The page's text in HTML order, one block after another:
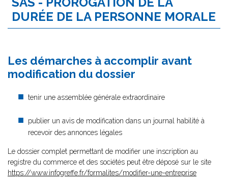
DURÉE DE LA PERSONNE MORALE
Les démarches à accomplir avant
modification du dossier
tenir une assemblée générale extraordinaire
publier un avis de modification dans un journal habilité à
recevoir des annonces légales
Le dossier complet permettant de modifier une inscription au
registre du commerce et des sociétés peut être déposé sur le site
https://www.infogreffe.fr/formalites/modifier-une-entreprise